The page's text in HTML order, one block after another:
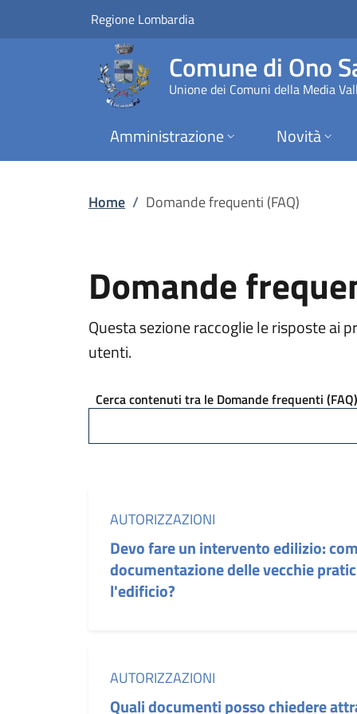
Vai al contenuto principale
Domande frequenti
Regione Lombardia
Comune di Ono
Unione dei Comuni della Media
Amministrazione Novità
Home / Domande frequenti (FAQ)
Domande
Questa sezione raccoglie le risposte ai
utenti.
Cerca contenuti tra le Domande frequenti (FAQ)
Categoria:
AUTORIZZAZIONI
Devo fare un intervento edilizio:
documentazione delle vecchie
l'edificio?
Categoria:
AUTORIZZAZIONI
Quali documenti posso chiedere